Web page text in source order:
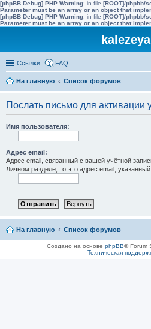
[phpBB Debug] PHP Warning: in file [ROOT]/phpbb/
Parameter must be an array or an object that
[phpBB Debug] PHP Warning: in file [ROOT]/phpbb/
Parameter must be an array or an object that
Ссылки FAQ
На главную
Список форумов
Послать письмо для активации
Имя пользователя:
Адрес email:
Адрес email, связанный с вашей учётной
Личном разделе, то это адрес email,
На главную Список форумов
Создано на основе phpBB® Forum
Техническая